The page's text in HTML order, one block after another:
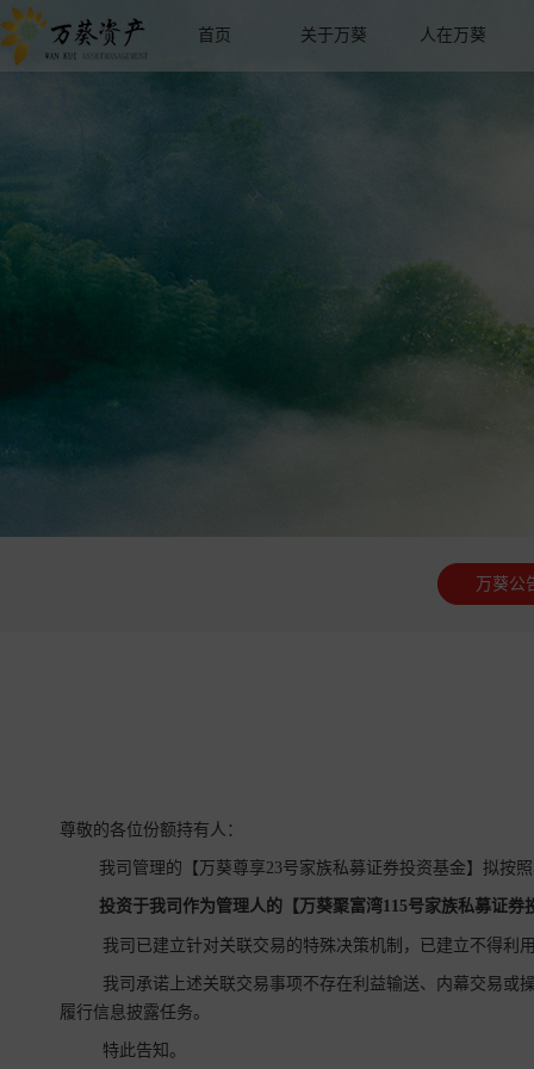
首页 关于万葵 人在万葵
万葵公
尊敬的各位份额持有人：
我司管理的【万葵尊享23号家族私募证券投资基金】拟按
投资于我司作为管理人的【 万葵聚富湾115号家族私募证券
我司已建立针对关联交易的特殊决策机制，已建立不得利
我司承诺上述关联交易事项不存在利益输送、内幕交易或
履行信息披露任务。
特此告知。